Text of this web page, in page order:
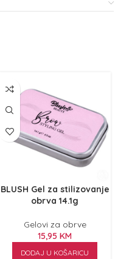
BLUSH Gel za stilizovanje
obrva 14.1g
Gelovi za obrve
15,95 KM
DODAJ U KOŠARICU